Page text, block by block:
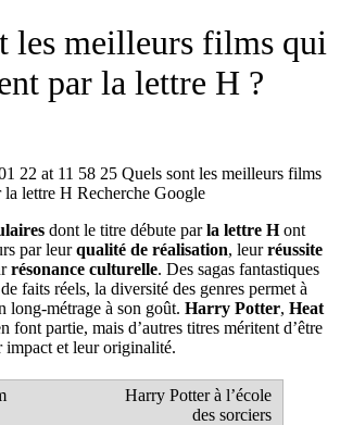
les meilleurs films qui
par la lettre H ?
dont le titre débute parla lettre Hont
par leurqualité de réalisation, leurréussite
résonance culturelle. Des sagas fantastiques
faits réels, la diversité des genres permet à
long-métrage à son goût. Harry Potter, Heat
font partie, mais d’autres titres méritent d’être
impact et leur originalité.
Harry Potter à l’école
des sorciers